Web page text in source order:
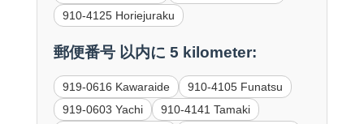
910-4125 Horiejuraku
郵便番号 以内に 5 kilometer:
919-0616 Kawaraide
910-4105 Funatsu
919-0603 Yachi
910-4141 Tamaki